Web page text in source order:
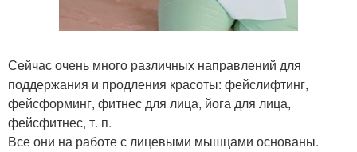
Сейчас очень много различных направлений для
поддержания и продления красоты: фейслифтинг,
фейсформинг, фитнес для лица, йога для лица,
фейсфитнес, т. п.
Все они на работе с лицевыми мышцами основаны.